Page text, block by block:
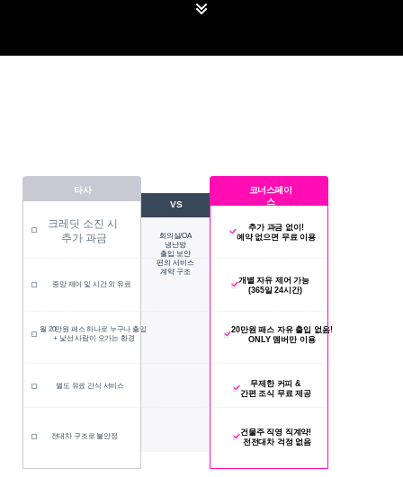
크레딧 소진 시
추가 과금
월 20만원 패스 하나로 누구나 출입
+ 낯선 사람이 오가는 환경
전대차 구조로 불안정
타사
회의실/OA
냉난방
출입 보안
편의 서비스
계약 구조
중앙 제어 및 시간 외 유료
별도 유료 간식 서비스
20만원 패스 자유 출입 없음!
ONLY 멤버만 이용
코너스페이
스
추가 과금 없이!
예약 없으면 무료 이용
개별 자유 제어 가능
(365일 24시간)
무제한 커피 &
간편 조식 무료 제공
건물주 직영 직계약!
전전대차 걱정 없음
VS